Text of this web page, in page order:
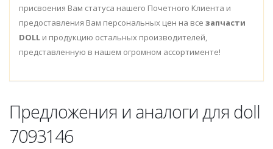
присвоения Вам статуса нашего Почетного Клиента и
предоставления Вам персональных цен на все запчасти
DOLL и продукцию остальных производителей,
представленную в нашем огромном ассортименте!
Предложения и аналоги для doll
7093146